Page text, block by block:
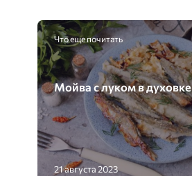
Что еще почитать
Мойва с луком в духовке
21 августа 2023